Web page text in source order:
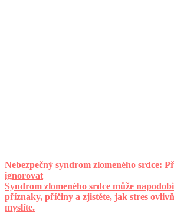
Nebezpečný syndrom zlomeného srdce:
ignorovat
Syndrom zlomeného srdce může
příznaky, příčiny a zjistěte, jak stres
myslíte.